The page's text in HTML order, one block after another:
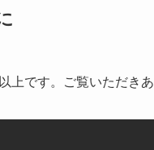
上です。ご覧いただき